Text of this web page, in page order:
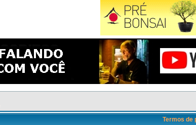
Termos de